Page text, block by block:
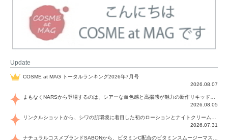
Update
COSME at MAG トータルランキング2026年7月号
2026.08.07
2026.08.05
2026.07.31